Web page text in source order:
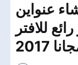
عنواين
للافتر
2017